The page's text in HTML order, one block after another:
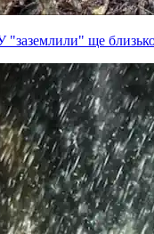
"заземлили" ще